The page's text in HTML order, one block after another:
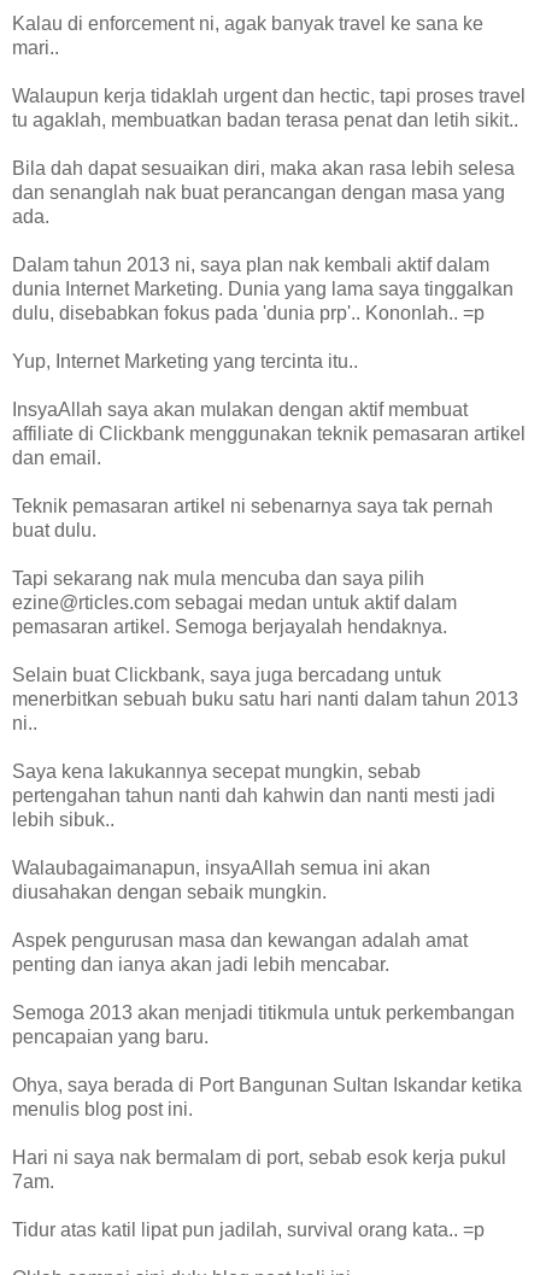
Kalau di enforcement ni, agak banyak travel ke sana ke
mari..
Walaupun kerja tidaklah urgent dan hectic, tapi proses travel
tu agaklah, membuatkan badan terasa penat dan letih sikit..
Bila dah dapat sesuaikan diri, maka akan rasa lebih selesa
dan senanglah nak buat perancangan dengan masa yang
ada.
Dalam tahun 2013 ni, saya plan nak kembali aktif dalam
dunia Internet Marketing. Dunia yang lama saya tinggalkan
dulu, disebabkan fokus pada 'dunia prp'.. Kononlah.. =p
Yup, Internet Marketing yang tercinta itu..
InsyaAllah saya akan mulakan dengan aktif membuat
affiliate di Clickbank menggunakan teknik pemasaran artikel
dan email.
Teknik pemasaran artikel ni sebenarnya saya tak pernah
buat dulu.
Tapi sekarang nak mula mencuba dan saya pilih
ezine@rticles.com sebagai medan untuk aktif dalam
pemasaran artikel. Semoga berjayalah hendaknya.
Selain buat Clickbank, saya juga bercadang untuk
menerbitkan sebuah buku satu hari nanti dalam tahun 2013
ni..
Saya kena lakukannya secepat mungkin, sebab
pertengahan tahun nanti dah kahwin dan nanti mesti jadi
lebih sibuk..
Walaubagaimanapun, insyaAllah semua ini akan
diusahakan dengan sebaik mungkin.
Aspek pengurusan masa dan kewangan adalah amat
penting dan ianya akan jadi lebih mencabar.
Semoga 2013 akan menjadi titikmula untuk perkembangan
pencapaian yang baru.
Ohya, saya berada di Port Bangunan Sultan Iskandar ketika
menulis blog post ini.
Hari ni saya nak bermalam di port, sebab esok kerja pukul
7am.
Tidur atas katil lipat pun jadilah, survival orang kata.. =p